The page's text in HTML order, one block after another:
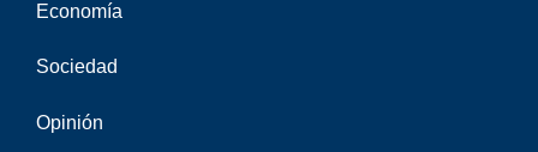
Economía
Sociedad
Opinión